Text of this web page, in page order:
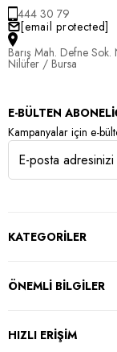
444 30 79
[email protected]
Barış Mah. Defne
Nilüfer / Bursa
E-BÜLTEN
Kampanyalar için e-
KATEGORİLER
ÖNEMLİ BİLGİLER
HIZLI ERİŞİM